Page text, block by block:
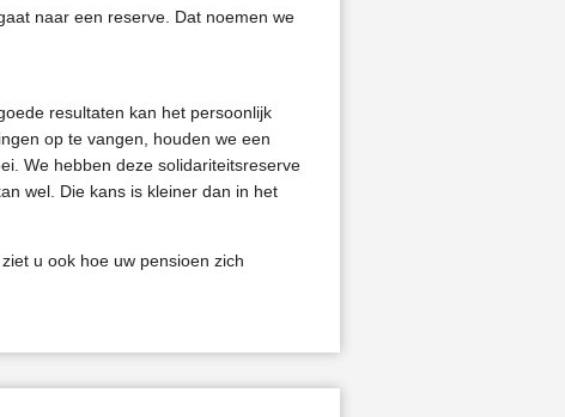
naar een reserve. Dat noemen we
resultaten kan het persoonlijk
op te vangen, houden we een
We hebben deze solidariteitsreserve
wel. Die kans is kleiner dan in het
u ook hoe uw pensioen zich